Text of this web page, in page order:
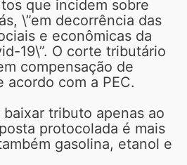
que incidem sobre
\”em decorrência das
e econômicas da
19\”. O corte tributário
compensação de
acordo com a PEC.
tributo apenas ao
protocolada é mais
gasolina, etanol e